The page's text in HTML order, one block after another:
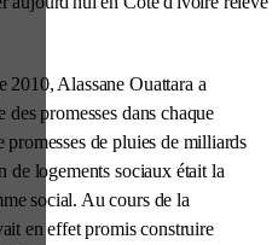
2010, Alassane Ouattara a
promesses dans chaque
de pluies de milliards
de logements sociaux était la
social. Au cours de la
en effet promis construire